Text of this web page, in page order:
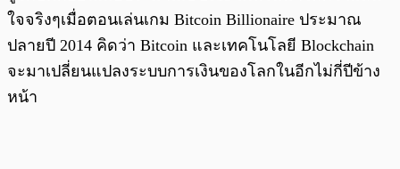
ใจจริงๆเมื่อตอนเล่นเกม Bitcoin Billionaire ประมาณ
ปลายปี 2014 คิดว่า Bitcoin และเทคโนโลยี Blockchain
จะมาเปลี่ยนแปลงระบบการเงินของโลกในอีกไม่กี่ปีข้าง
หน้า